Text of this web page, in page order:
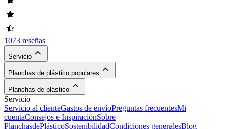
1073 reseñas
Servicio
Planchas de plástico populares
Planchas de plástico
Servicio
Servicio al clienteGastos de envíoPreguntas frecuentesMi
cuentaConsejos e InspiraciónSobre
PlanchasdePlásticoSostenibilidadCondiciones generalesBlog